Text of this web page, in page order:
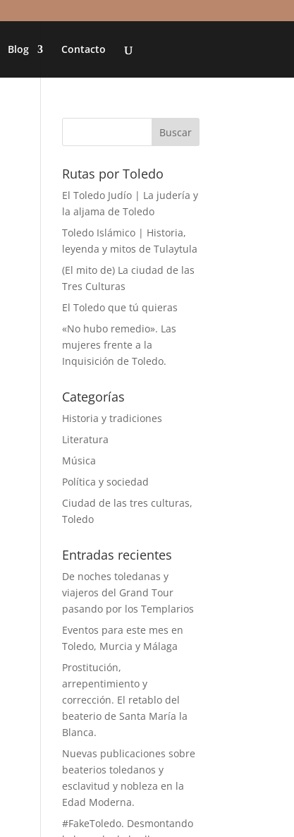
Blog Contacto
Rutas por Toledo
El Toledo Judío | La judería y
la aljama de Toledo
Toledo Islámico | Historia,
leyenda y mitos de Tulaytula
(El mito de) La ciudad de las
Tres Culturas
El Toledo que tú quieras
«No hubo remedio». Las
mujeres frente a la
Inquisición de Toledo.
Categorías
Historia y tradiciones
Literatura
Música
Política y sociedad
Ciudad de las tres culturas,
Toledo
Entradas recientes
De noches toledanas y
viajeros del Grand Tour
pasando por los Templarios
Eventos para este mes en
Toledo, Murcia y Málaga
Prostitución,
arrepentimiento y
corrección. El retablo del
beaterio de Santa María la
Blanca.
Nuevas publicaciones sobre
beaterios toledanos y
esclavitud y nobleza en la
Edad Moderna.
#FakeToledo. Desmontando